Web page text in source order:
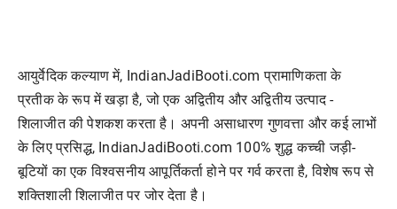
आयुर्वेदिक कल्याण में, IndianJadiBooti.com प्रामाणिकता के
प्रतीक के रूप में खड़ा है, जो एक अद्वितीय और अद्वितीय उत्पाद -
शिलाजीत की पेशकश करता है। अपनी असाधारण गुणवत्ता और कई लाभों
के लिए प्रसिद्ध, IndianJadiBooti.com 100% शुद्ध कच्ची जड़ी-
बूटियों का एक विश्वसनीय आपूर्तिकर्ता होने पर गर्व करता है, विशेष रूप से
शक्तिशाली शिलाजीत पर जोर देता है।